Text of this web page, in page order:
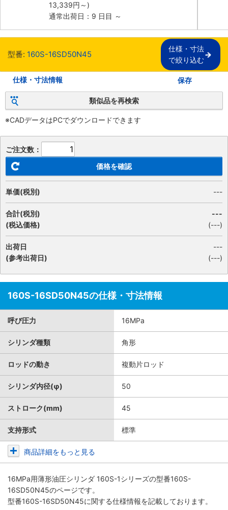
13,339円 ～)
通常出荷日：9 日目 ～
型番: 160S-16SD50N45
仕様・寸法
で絞り込む
仕様・寸法情報 保存
類似品を再検索
※CADデータはPCでダウンロードできます
ご注文数：
価格を確認
単価(税別) ---
合計(税別)
(税込価格)
---
(---)
出荷日
(参考出荷日)
---
(---)
160S-16SD50N45の仕様・寸法情報
呼び圧力 16MPa
シリンダ種類 角形
ロッドの動き 複動片ロッド
シリンダ内径(φ) 50
ストローク(mm) 45
支持形式 標準
商品詳細をもっと見る
16MPa用薄形油圧シリンダ 160S-1シリーズの型番160S-
16SD50N45のページです。
型番160S-16SD50N45に関する仕様情報を記載しております。